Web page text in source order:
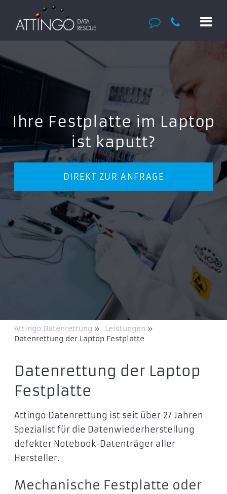
Ihre Festplatte im Laptop
ist kaputt?
DIREKT ZUR ANFRAGE
Attingo Datenrettung » Leistungen »
Datenrettung der Laptop Festplatte
Datenrettung der Laptop
Festplatte
Attingo Datenrettung ist seit über 27 Jahren
Spezialist für die Datenwiederherstellung
defekter Notebook-Datenträger aller
Hersteller.
Mechanische Festplatte oder